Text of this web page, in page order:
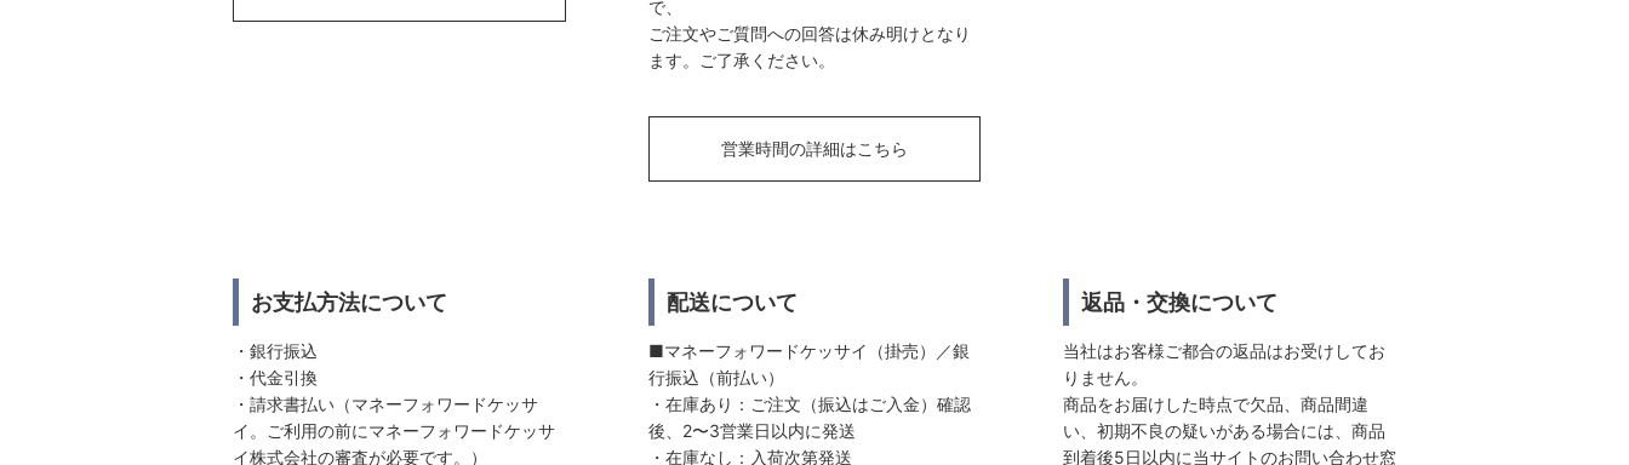
で、
ご注文やご質問への回答は休み明けとなり
ます。ご了承ください。
営業時間の詳細はこちら
お支払方法について
・銀行振込
・代金引換
・請求書払い（マネーフォワードケッサ
イ。ご利用の前にマネーフォワードケッサ
イ株式会社の審査が必要です。）
配送について
■マネーフォワードケッサイ（掛売）／銀
行振込（前払い）
・在庫あり：ご注文（振込はご入金）確認
後、2〜3営業日以内に発送
・在庫なし：入荷次第発送
返品・交換について
当社はお客様ご都合の返品はお受けしてお
りません。
商品をお届けした時点で欠品、商品間違
い、初期不良の疑いがある場合には、商品
到着後5日以内に当サイトのお問い合わせ窓